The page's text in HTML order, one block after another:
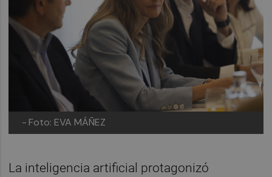
- Foto: EVA MÁÑEZ
La inteligencia artificial protagonizó